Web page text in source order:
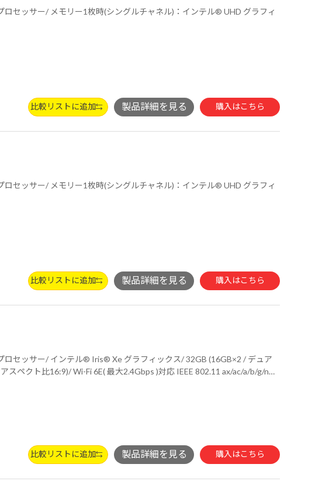
比較リストに追加 購入はこちら
比較リストに追加 購入はこちら
比較リストに追加 購入はこちら